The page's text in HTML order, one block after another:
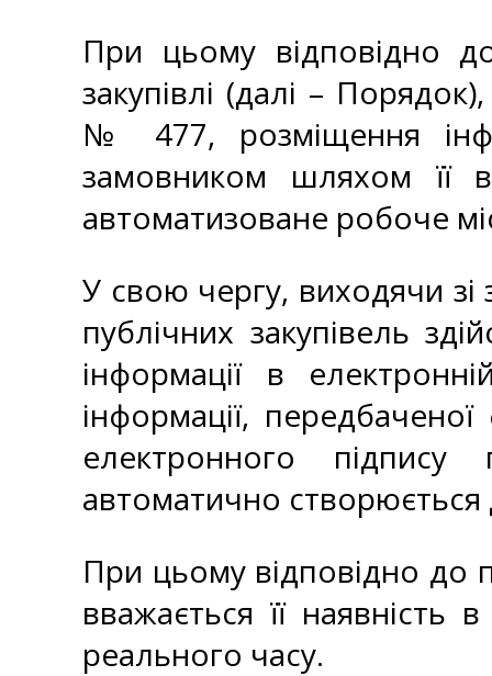
При цьому відповідно
закупівлі (далі –
№ 477, розміщення
замовником шляхом її
автоматизоване робоче
У свою чергу, виходячи зі
публічних закупівель
інформації в
інформації,
електронного
автоматично
При цьому відповідно до
вважається її наявність
реального часу.